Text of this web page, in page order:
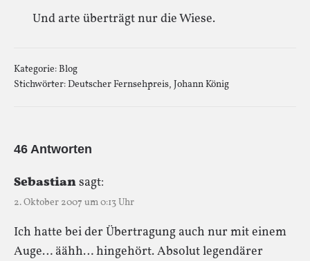
Und arte überträgt nur die Wiese.
Kategorie:Blog
Stichwörter:Deutscher Fernsehpreis, Johann König
46 Antworten
Sebastiansagt:
2. Oktober 2007 um 0:13 Uhr
Ich hatte bei der Übertragung auch nur mit einem
Auge… äähh… hingehört. Absolut legendärer